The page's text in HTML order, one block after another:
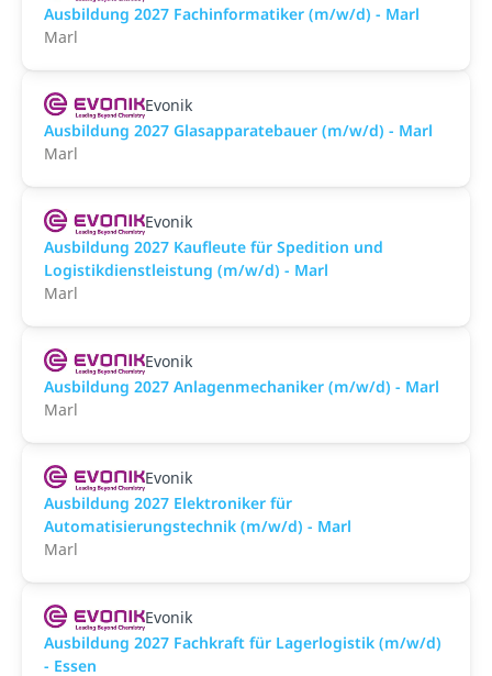
Ausbildung 2027 Fachinformatiker (m/w/d) - Marl
Marl
Evonik
Ausbildung 2027 Glasapparatebauer (m/w/d) - Marl
Marl
Evonik
Ausbildung 2027 Kaufleute für Spedition und
Logistikdienstleistung (m/w/d) - Marl
Marl
Evonik
Ausbildung 2027 Anlagenmechaniker (m/w/d) - Marl
Marl
Evonik
Ausbildung 2027 Elektroniker für
Automatisierungstechnik (m/w/d) - Marl
Marl
Evonik
Ausbildung 2027 Fachkraft für Lagerlogistik (m/w/d)
- Essen